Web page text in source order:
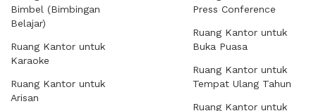
Bimbel (Bimbingan
Belajar)
Ruang Kantor untuk
Karaoke
Ruang Kantor untuk
Arisan
Press Conference
Ruang Kantor untuk
Buka Puasa
Ruang Kantor untuk
Tempat Ulang Tahun
Ruang Kantor untuk